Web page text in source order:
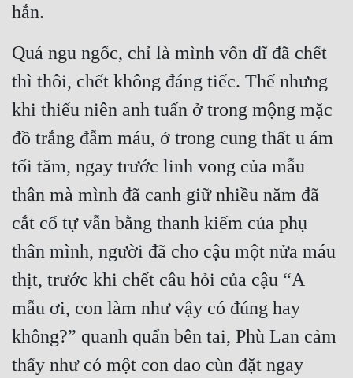
hắn.
Quá ngu ngốc, chỉ là mình vốn dĩ đã chết
thì thôi, chết không đáng tiếc. Thế nhưng
khi thiếu niên anh tuấn ở trong mộng mặc
đồ trắng đẫm máu, ở trong cung thất u ám
tối tăm, ngay trước linh vong của mẫu
thân mà mình đã canh giữ nhiều năm đã
cắt cổ tự vẫn bằng thanh kiếm của phụ
thân mình, người đã cho cậu một nửa máu
thịt, trước khi chết câu hỏi của cậu “A
mẫu ơi, con làm như vậy có đúng hay
không?” quanh quẩn bên tai, Phù Lan cảm
thấy như có một con dao cùn đặt ngay